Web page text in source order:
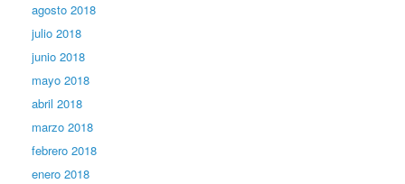
agosto 2018
julio 2018
junio 2018
mayo 2018
abril 2018
marzo 2018
febrero 2018
enero 2018